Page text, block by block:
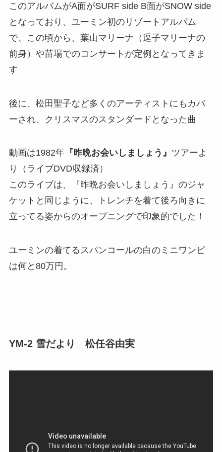
このアルバムがA面がSURF side B面がSNOW side
となっており、ユーミン初のリゾートアルバム
で、この頃から、葉山マリーナ（逗子マリーナの
前身）や苗場でのコンサートが定例となってきま
す
後に、松田聖子など多くのアーティストにもカバ
ーされ、クリスマスのスタンダードとなった曲
動画は1982年『昨晩お会いしましょう』 ツアーよ
り（ライブDVD収録済）
このライブは、『昨晩お会いしましょう』のジャ
ケットと同じように、トレンチを着て後ろ向きに
立ってる姿からのオープニングで印象的でした！
ユーミンの着てるスパンコールの白のミニワンピ
は何と80万円。
YM-2 雪だより 松任谷由実